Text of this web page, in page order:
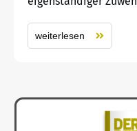
weiterlesen